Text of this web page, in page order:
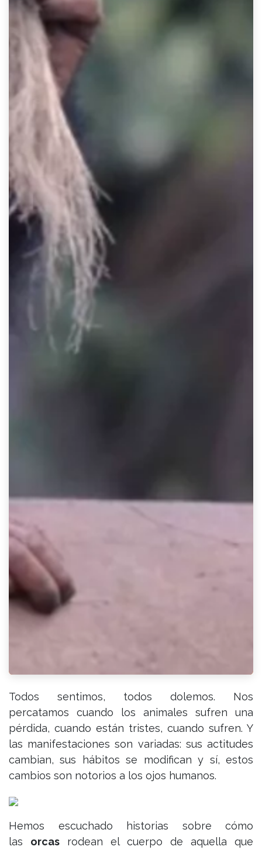
Todos sentimos, todos dolemos. Nos
percatamos cuando los animales sufren una
pérdida, cuando están tristes, cuando sufren. Y
las manifestaciones son variadas: sus actitudes
cambian, sus hábitos se modifican y sí, estos
cambios son notorios a los ojos humanos.
Hemos escuchado historias sobre cómo
las orcas rodean el cuerpo de aquella que